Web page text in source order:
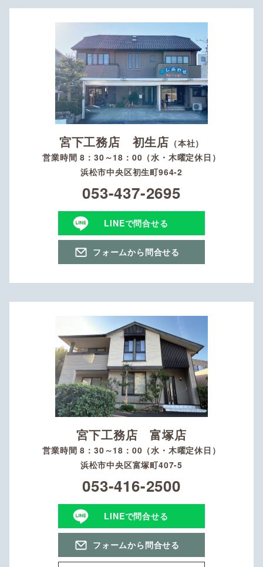
宮下工務店 初生店 （本社）
営業時間 8：30～18：00（水・木曜定休日）
浜松市中央区初生町964-2
053-437-2695
LINEで問合せる
フォームから問合せる
宮下工務店 富塚店
営業時間 8：30～18：00（水・木曜定休日）
浜松市中央区富塚町407-5
053-416-2500
LINEで問合せる
フォームから問合せる